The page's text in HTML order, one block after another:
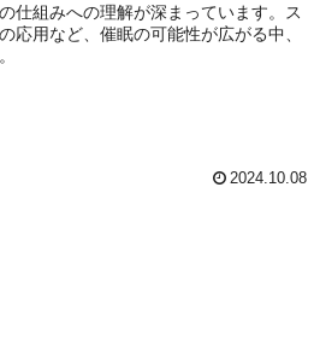
仕組みへの理解が深まっています。ス
応用など、催眠の可能性が広がる中、
2024.10.08